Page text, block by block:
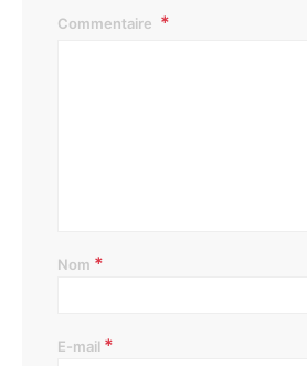
Commentaire
Nom *
E-mail *